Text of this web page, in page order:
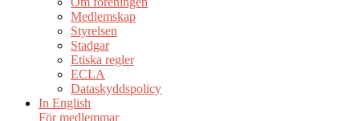
Medlemskap
Styrelsen
Stadgar
Etiska regler
ECLA
Dataskyddspolicy
In English
För medlemmar